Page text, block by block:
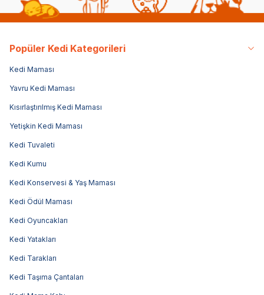
Popüler Kedi Kategorileri
Kedi Maması
Yavru Kedi Maması
Kısırlaştırılmış Kedi Maması
Yetişkin Kedi Maması
Kedi Tuvaleti
Kedi Kumu
Kedi Konservesi & Yaş Maması
Kedi Ödül Maması
Kedi Oyuncakları
Kedi Yatakları
Kedi Tarakları
Kedi Taşıma Çantaları